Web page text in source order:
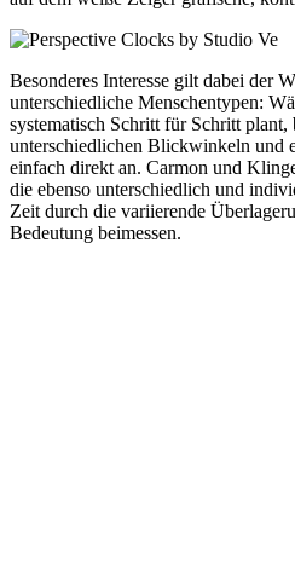
Besonderes Interesse gilt dabei der
unterschiedliche Menschentypen:
systematisch Schritt für Schritt plant,
unterschiedlichen Blickwinkeln und
einfach direkt an. Carmon und
die ebenso unterschiedlich und
Zeit durch die variierende
Bedeutung beimessen.